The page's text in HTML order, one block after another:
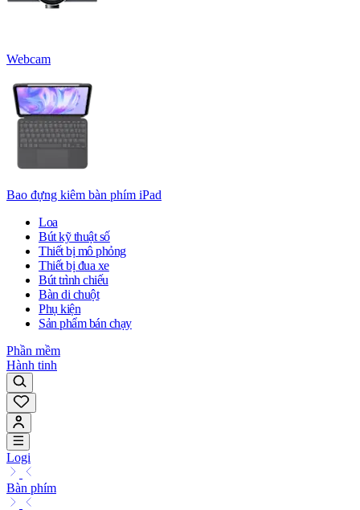
Webcam
Bao đựng kiêm bàn phím iPad
Loa
Bút kỹ thuật số
Thiết bị mô phỏng
Thiết bị đua xe
Bút trình chiếu
Bàn di chuột
Phụ kiện
Sản phẩm bán chạy
Phần mềm
Hành tinh
Logi
Bàn phím